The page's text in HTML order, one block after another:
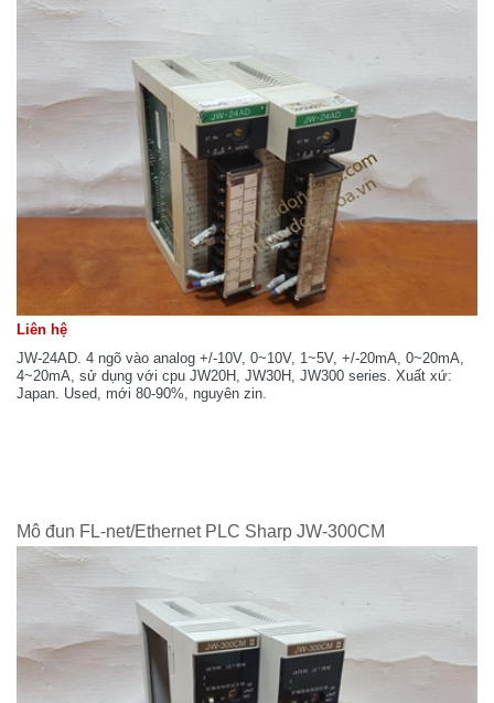
Liên hệ
JW-24AD. 4 ngõ vào analog +/-10V, 0~10V, 1~5V, +/-20mA, 0~20mA,
4~20mA, sử dụng với cpu JW20H, JW30H, JW300 series. Xuất xứ:
Japan. Used, mới 80-90%, nguyên zin.
Mô đun FL-net/Ethernet PLC Sharp JW-300CM